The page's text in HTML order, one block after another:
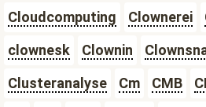
Cloudcomputing
Clownerei
clownesk
Clownin
Clusteranalyse
Cm CMB